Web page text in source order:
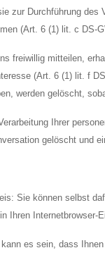
zur Durchführung
(Art. 6 (1) lit. c DS-
freiwillig mitteilen,
(Art. 6 (1) lit. f
werden gelöscht,
Ihrer
gelöscht und
Sie können selbst
Ihren
es sein, dass